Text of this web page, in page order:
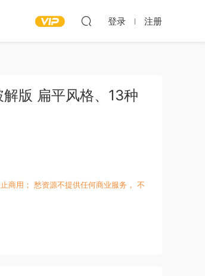
登录 注册
版 扁平风格、13种
商用； 愁资源不提供任何商业服务， 不